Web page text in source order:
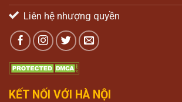
Liên hệ nhượng quyền
KẾT NỐI VỚI HÀ NỘI